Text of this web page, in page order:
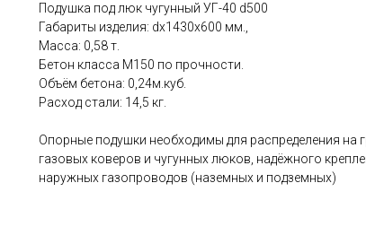
Подушка под люк чугунный УГ-40 d500
Габариты изделия: dx1430x600 мм.,
Масса: 0,58 т.
Бетон класса М150 по прочности.
Объём бетона: 0,24м.куб.
Расход стали: 14,5 кг.
Опорные подушки необходимы для распределения на
газовых коверов и чугунных люков, надёжного
наружных газопроводов (наземных и подземных)